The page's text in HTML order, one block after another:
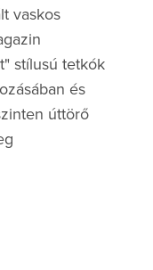
vaskos
stílusú tetkók
és
úttörő